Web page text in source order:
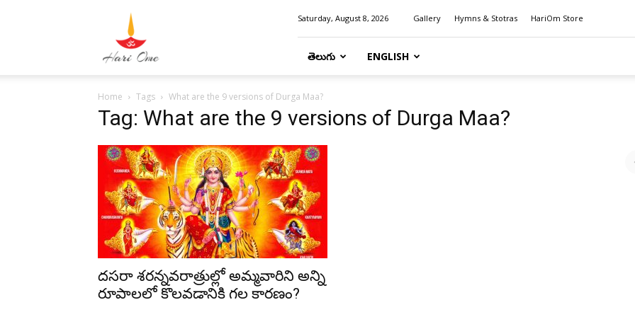
Saturday, August 8, 2026 Gallery Hymns & Stotras HariOm Store
తెలుగు ENGLISH
Home Tags What are the 9 versions of Durga Maa?
Tag: What are the 9 versions of Durga Maa?
దసరా శరన్నవరాత్రుల్లో అమ్మవారిని అన్ని
రూపాలలో కొలవడానికి గల కారణం?